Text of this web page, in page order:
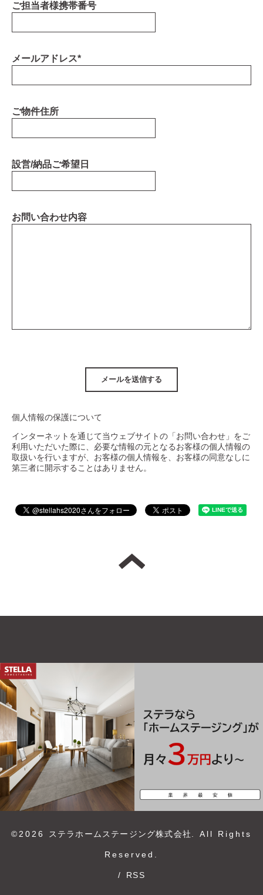
ご担当者様携帯番号
メールアドレス*
ご物件住所
設営/納品ご希望日
お問い合わせ内容
個人情報の保護について
インターネットを通じて当ウェブサイトの「お問い合わせ」をご
利用いただいた際に、必要な情報の元となるお客様の個人情報の
取扱いを行いますが、お客様の個人情報を、お客様の同意なしに
第三者に開示することはありません。
©2026 ステラホームステージング株式会社 . All Rights
Reserved.
/ RSS